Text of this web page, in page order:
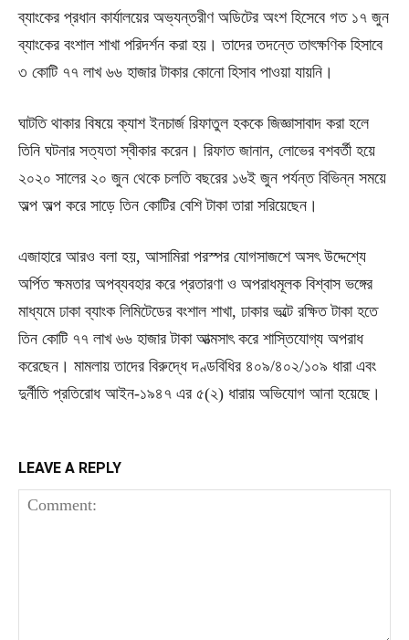
ব্যাংকের প্রধান কার্যালয়ের অভ্যন্তরীণ অডিটের অংশ হিসেবে গত ১৭ জুন
ব্যাংকের বংশাল শাখা পরিদর্শন করা হয়। তাদের তদন্তে তাৎক্ষণিক হিসাবে
৩ কোটি ৭৭ লাখ ৬৬ হাজার টাকার কোনো হিসাব পাওয়া যায়নি।
ঘাটতি থাকার বিষয়ে ক্যাশ ইনচার্জ রিফাতুল হককে জিজ্ঞাসাবাদ করা হলে
তিনি ঘটনার সত্যতা স্বীকার করেন। রিফাত জানান, লোভের বশবর্তী হয়ে
২০২০ সালের ২০ জুন থেকে চলতি বছরের ১৬ই জুন পর্যন্ত বিভিন্ন সময়ে
অল্প অল্প করে সাড়ে তিন কোটির বেশি টাকা তারা সরিয়েছেন।
এজাহারে আরও বলা হয়, আসামিরা পরস্পর যোগসাজশে অসৎ উদ্দেশ্যে
অর্পিত ক্ষমতার অপব্যবহার করে প্রতারণা ও অপরাধমূলক বিশ্বাস ভঙ্গের
মাধ্যমে ঢাকা ব্যাংক লিমিটেডের বংশাল শাখা, ঢাকার ভল্টে রক্ষিত টাকা হতে
তিন কোটি ৭৭ লাখ ৬৬ হাজার টাকা আত্মসাৎ করে শাস্তিযোগ্য অপরাধ
করেছেন। মামলায় তাদের বিরুদ্ধে দণ্ডবিধির ৪০৯/৪০২/১০৯ ধারা এবং
দুর্নীতি প্রতিরোধ আইন-১৯৪৭ এর ৫(২) ধারায় অভিযোগ আনা হয়েছে।
LEAVE A REPLY